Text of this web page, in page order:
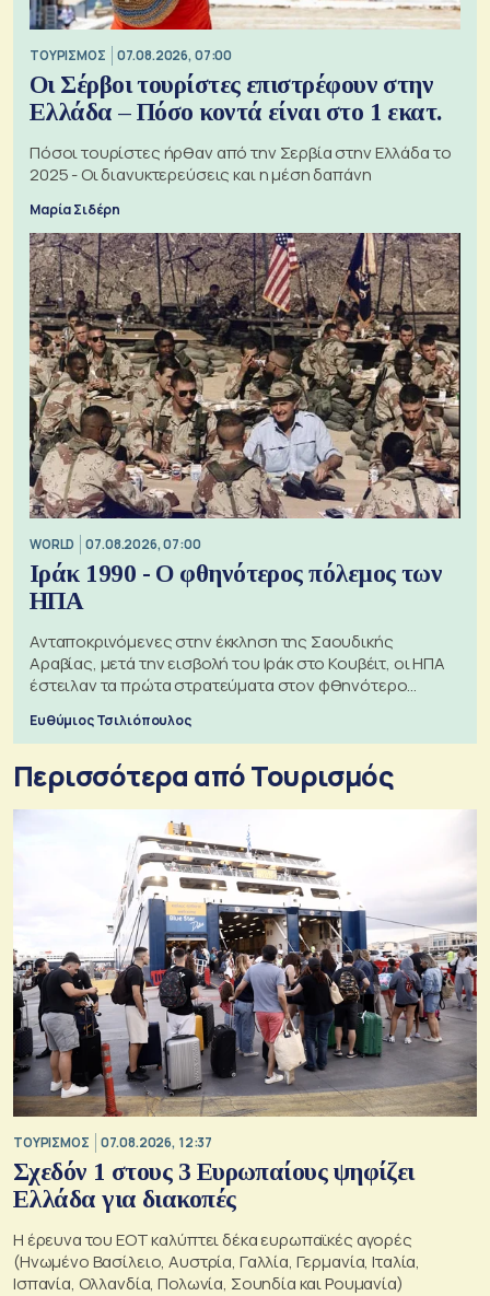
ΤΟΥΡΙΣΜΟΣ 07.08.2026, 07:00
Οι Σέρβοι τουρίστες επιστρέφουν στην
Ελλάδα – Πόσο κοντά είναι στο 1 εκατ.
Πόσοι τουρίστες ήρθαν από την Σερβία στην Ελλάδα το
2025 - Οι διανυκτερεύσεις και η μέση δαπάνη
Μαρία Σιδέρη
WORLD 07.08.2026, 07:00
Ιράκ 1990 - Ο φθηνότερος πόλεμος των
ΗΠΑ
Ανταποκρινόμενες στην έκκληση της Σαουδικής
Αραβίας, μετά την εισβολή του Ιράκ στο Κουβέιτ, οι ΗΠΑ
έστειλαν τα πρώτα στρατεύματα στον φθηνότερο
Ευθύμιος Τσιλιόπουλος
Περισσότερα από Τουρισμός
ΤΟΥΡΙΣΜΟΣ 07.08.2026, 12:37
Σχεδόν 1 στους 3 Ευρωπαίους ψηφίζει
Ελλάδα για διακοπές
Η έρευνα του ΕΟΤ καλύπτει δέκα ευρωπαϊκές αγορές
(Ηνωμένο Βασίλειο, Αυστρία, Γαλλία, Γερμανία, Ιταλία,
Ισπανία, Ολλανδία, Πολωνία, Σουηδία και Ρουμανία)